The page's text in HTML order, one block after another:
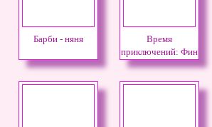
Барби - няня
Время
приключений: Фин
и Джейк